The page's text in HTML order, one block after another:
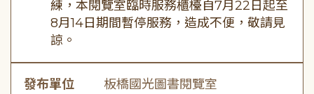
練，本閱覽室臨時服務櫃檯自7月22日起至
8月14日期間暫停服務，造成不便，敬請見
諒。
發布單位 板橋國光圖書閱覽室